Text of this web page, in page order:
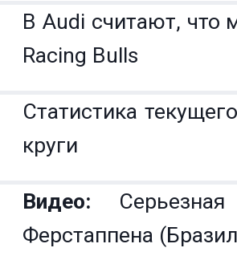
В Audi считают, что
Racing Bulls
Статистика
круги
Видео:
Ферстаппена